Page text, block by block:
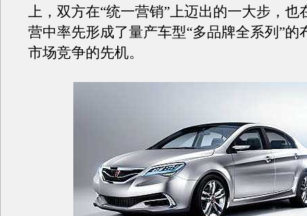
上，双方在“统一营销”上迈出的一大步，也
营中率先形成了量产车型“多品牌全系列”的
市场竞争的先机。